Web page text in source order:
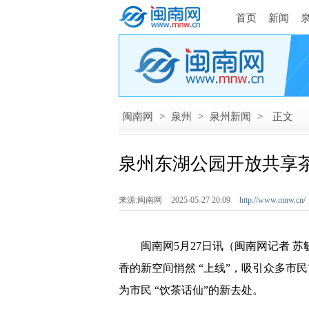
首页 新闻
闽南网 > 泉州 > 泉州新闻 > 正文
泉州东湖公园开放共享
来源:闽南网 2025-05-27 20:09 http://www.mnw.cn/
闽南网5月27日讯（闽南网记者 苏
香的新空间悄然 “上线”，吸引众多市
为市民 “饮茶话仙”的新去处。